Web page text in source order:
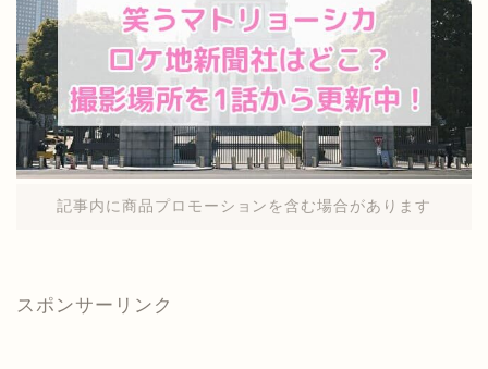
記事内に商品プロモーションを含む場合があります
スポンサーリンク